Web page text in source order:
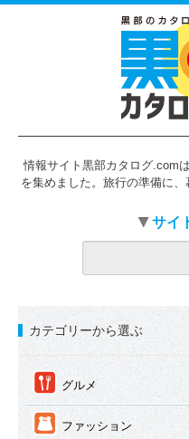
情報サイト黒部カタログ.com
を集めました。旅行の準備に
サイ
カテゴリーから選ぶ
① グルメ
③ ファッション